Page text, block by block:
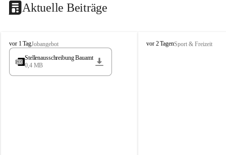
Aktuelle Beiträge
S
t
s
vor 1 TagJobangebot
Stellenausschreibung Bauamt
0,4 MB
S
vor 2 TagenSport & Freizeit